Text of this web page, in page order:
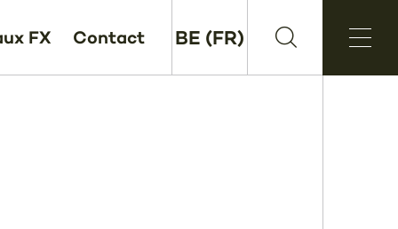
FX Contact BE (FR)